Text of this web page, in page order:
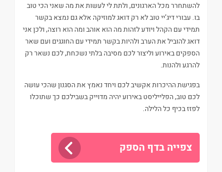
להשתחרר מכל הארגונים, ולתת לי לעשות את מה שאני הכי טוב
בו. עבורי דיג’יי טוב לא רק דואג למוזיקה אלא גם נמצא בקשר
תמידי עם הקהל ויודע לזהות מה הוא אוהב ומה הוא רוצה, ולכן אני
דואג להוביל את הערב ולהיות בקשר תמידי עם החוגגים ועם שאר
הספקים באירוע וליצור לכם מסיבה בלתי נשכחת, לכם נשאר רק
להרגע ולהנות.
בפגישת ההיכרות אקשיב לכם ויחד נאמץ את הסגנון שהכי עושה
לכם טוב, הפלייליסט באירוע יהיה מדוייק בשבילכם כך שתוכלו
לפזז בכיף כל הלילה.
צפייה בדף הספק